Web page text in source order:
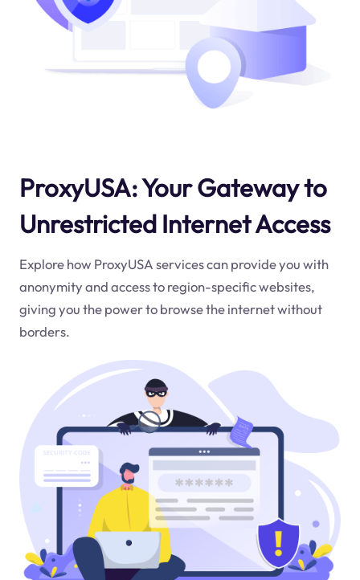
ProxyUSA: Your Gateway to
Unrestricted Internet Access
Explore how ProxyUSA services can provide you with
anonymity and access to region-specific websites,
giving you the power to browse the internet without
borders.